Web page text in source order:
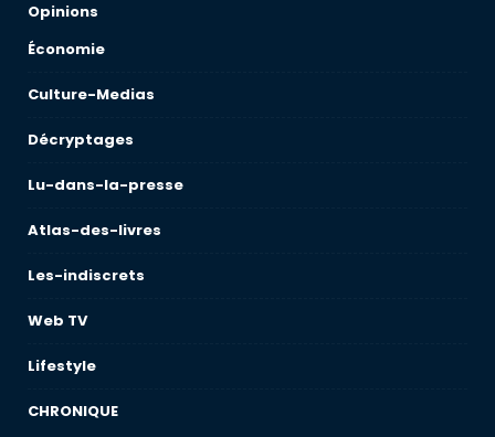
Opinions
Économie
Culture-Medias
Décryptages
Lu-dans-la-presse
Atlas-des-livres
Les-indiscrets
Web TV
Lifestyle
CHRONIQUE